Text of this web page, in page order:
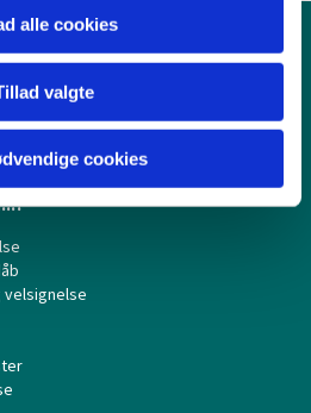
alle cookies
valgte
cookies
velsignelse